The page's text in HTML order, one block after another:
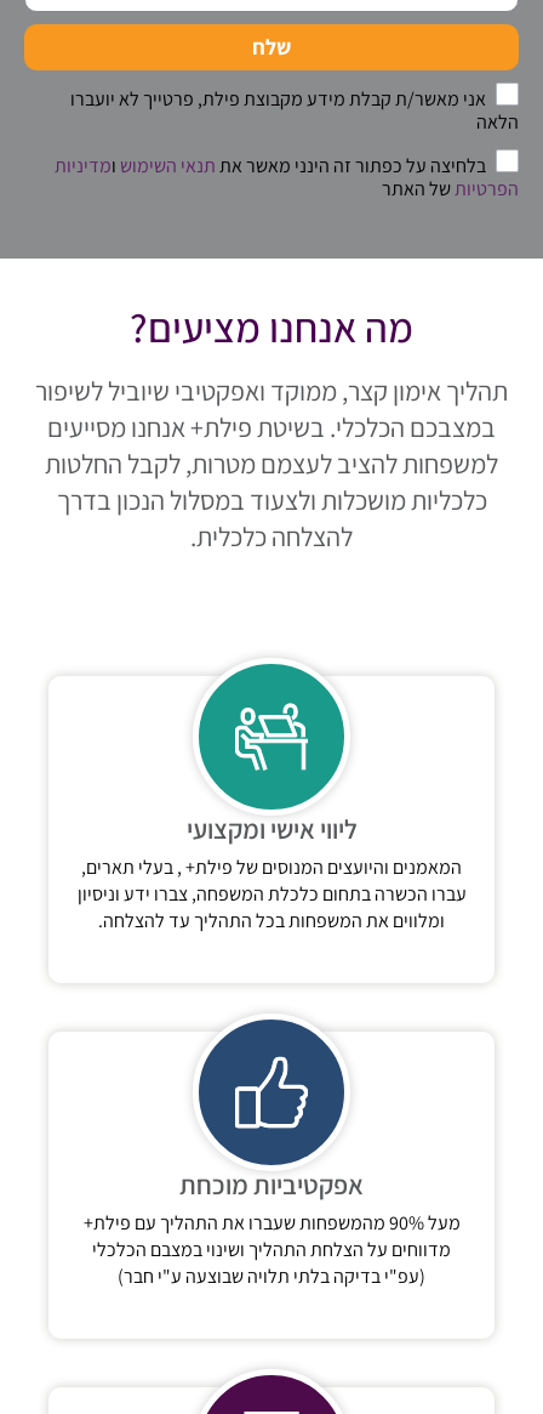
שלח
אני מאשר/ת קבלת מידע מקבוצת פילת, פרטייך לא יועברו
הלאה
בלחיצה על כפתור זה הינני מאשר אתתנאי השימוש ומדיניות
הפרטיותשל האתר
מה אנחנו מציעים?
תהליך אימון קצר, ממוקד ואפקטיבי שיוביל לשיפור
במצבכם הכלכלי. בשיטת פילת+ אנחנו מסייעים
למשפחות להציב לעצמם מטרות, לקבל החלטות
כלכליות מושכלות ולצעוד במסלול הנכון בדרך
להצלחה כלכלית.
ליווי אישי ומקצועי
המאמנים והיועצים המנוסים של פילת+ , בעלי תארים,
עברו הכשרה בתחום כלכלת המשפחה, צברו ידע וניסיון
ומלווים את המשפחות בכל התהליך עד להצלחה.
אפקטיביות מוכחת
מעל 90% מהמשפחות שעברו את התהליך עם פילת+
מדווחים על הצלחת התהליך ושינוי במצבם הכלכלי
(עפ"י בדיקה בלתי תלויה שבוצעה ע"י חבר)